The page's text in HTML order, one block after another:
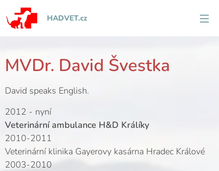
HADVET.cz
MVDr. David Švestka
David speaks English.
2012 - nyní
Veterinární ambulance H&D Králíky
2010-2011
Veterinární klinika Gayerovy kasárna Hradec Králové
2003-2010